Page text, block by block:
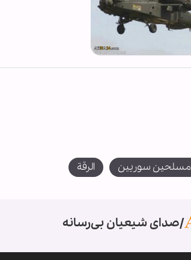
مسلحين سوريين الرقة
صدای شیعیان بی‌رسانه